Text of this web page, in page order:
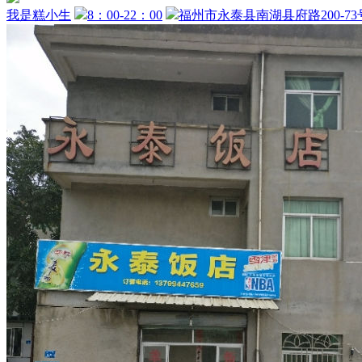
我是糕小生 8：00-22：00 福州市永泰县南湖县府路200-73